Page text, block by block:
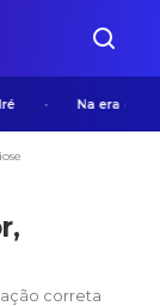
Na era da IA,
correta